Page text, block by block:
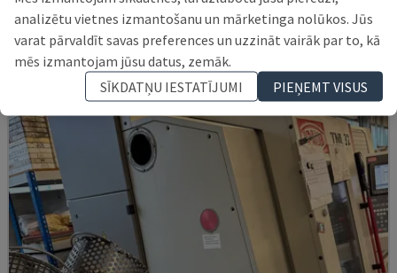
16.000 €
analizētu vietnes izmantošanu un mārketinga nolūkos. Jūs
varat pārvaldīt savas preferences un uzzināt vairāk par to, kā
mēs izmantojam jūsu datus, zemāk.
SĪKDATŅU IESTATĪJUMI
PIEŅEMT VISUS